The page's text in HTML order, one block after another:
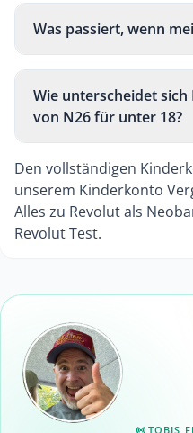
Was passiert, wenn
Wie unterscheidet
von N26 für unter 18?
Den vollständigen
unserem Kinderkonto
Alles zu Revolut als
Revolut Test.
TOBIS